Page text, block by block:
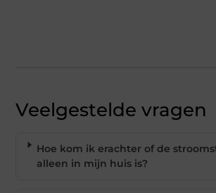
Veelgestelde vragen
Hoe kom ik erachter of de
alleen in mijn huis is?